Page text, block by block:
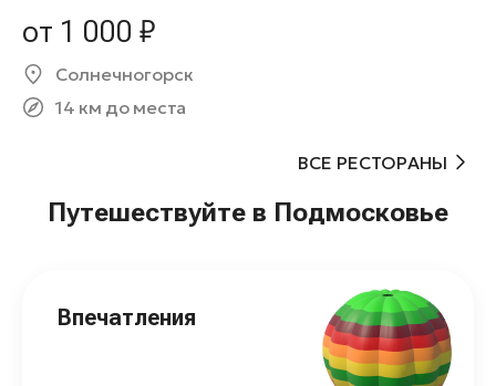
от 1 000 ₽
Солнечногорск
14 км до места
ВСЕ РЕСТОРАНЫ
Путешествуйте в Подмосковье
Впечатления